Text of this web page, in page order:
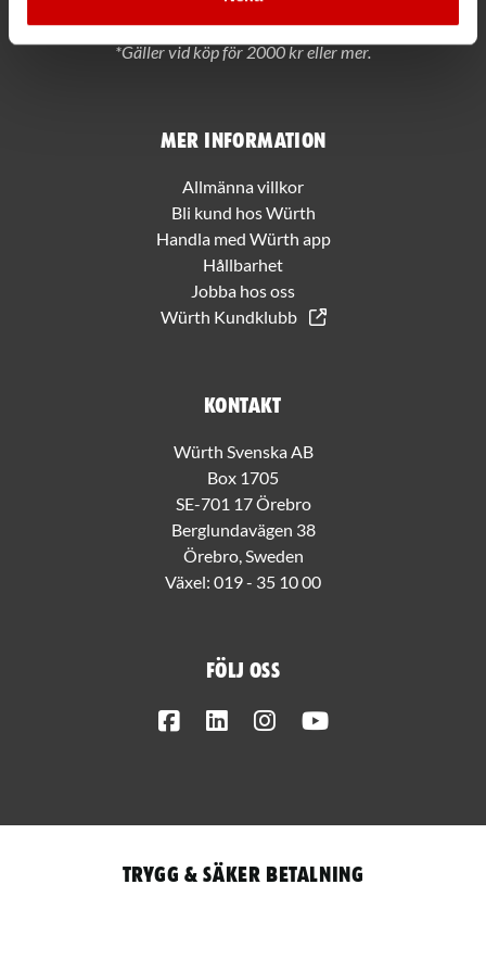
Mer information
Allmänna villkor
Bli kund hos Würth
Handla med Würth app
Hållbarhet
Jobba hos oss
Würth Kundklubb
Kontakt
Würth Svenska AB
Box 1705
SE-701 17 Örebro
Berglundavägen 38
Örebro, Sweden
Växel: 019 - 35 10 00
Följ oss
FacebookLinkedInInstagram
*Gäller vid köp för 2000 kr eller mer.
Trygg & säker betalning